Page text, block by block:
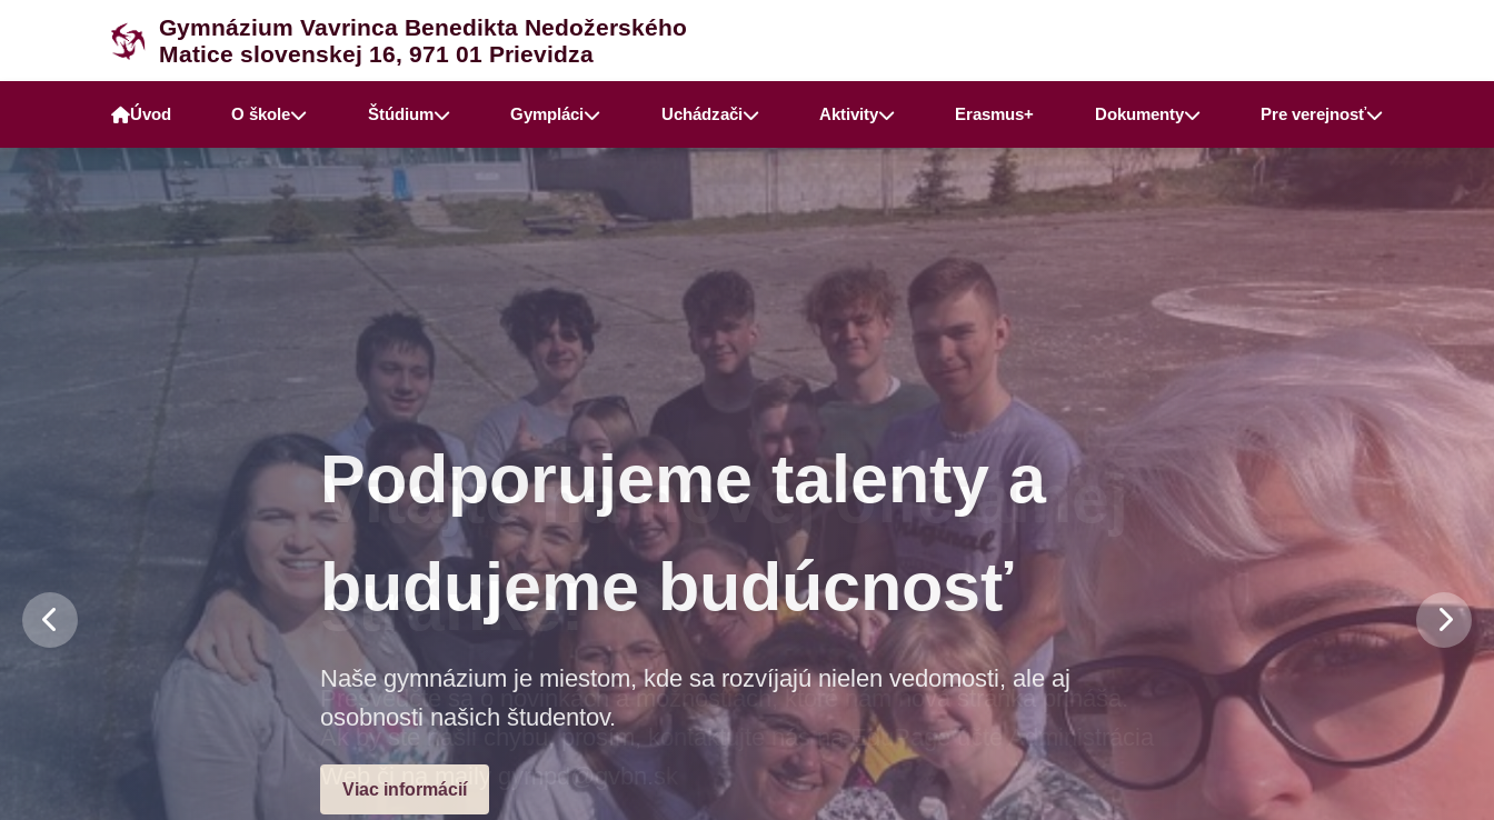
Gymnázium Vavrinca Benedikta Nedožerského
Matice slovenskej 16, 971 01 Prievidza
Úvod O škole Štúdium Gympláci Uchádzači Aktivity Erasmus+ Dokumenty Pre verejnosť
Podporujeme talenty a
budujeme budúcnosť
Naše gymnázium je miestom, kde sa rozvíjajú nielen vedomosti, ale aj
osobnosti našich študentov.
Viac informácií